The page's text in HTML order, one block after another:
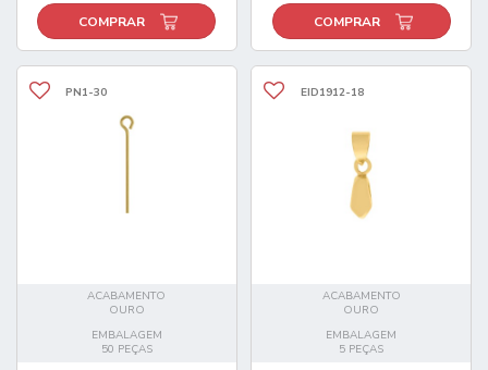
COMPRAR COMPRAR
PN1-30
ACABAMENTO
OURO
EMBALAGEM
50 PEÇAS
EID1912-18
ACABAMENTO
OURO
EMBALAGEM
5 PEÇAS